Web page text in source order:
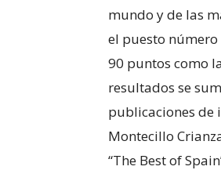
mundo y de las
el puesto número
90 puntos como
resultados se
publicaciones de
Montecillo
“The Best of